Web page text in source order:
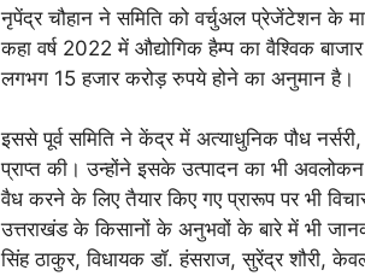
नृपेंद्र चौहान ने समिति को वर्चुअल प्रेजेंटेशन के
कहा वर्ष 2022 में औद्योगिक हैम्प का वैश्विक
लगभग 15 हजार करोड़ रुपये होने का अनुमान है।
इससे पूर्व समिति ने केंद्र में अत्याधुनिक पौध
प्राप्त की। उन्होंने इसके उत्पादन का भी
वैध करने के लिए तैयार किए गए प्रारूप पर भी
उत्तराखंड के किसानों के अनुभवों के बारे में भी
सिंह ठाकुर, विधायक डॉ. हंसराज, सुरेंद्र शौरी,